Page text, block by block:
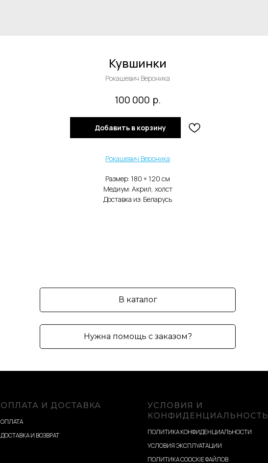
Кувшинки
Рокашевич Вероника
100 000 р.
Добавить в корзину
Рокашевич Вероника
Размер: 180 × 120 см
Медиум: Акрил, холст
Доставка из: Беларусь
В каталог
Нужна помощь с заказом?
ОПЛАТА И ДОСТАВКА
ОПЛАТА
ДОСТАВКА И ВОЗВРАТ
УСЛОВИЯ И
КОНФИДЕНЦИАЛЬНОСТЬ
ПОЛИТИКА КОНФИДЕНЦИАЛЬНОСТИ
УСЛОВИЯ ЭКСПЛУАТАЦИИ
ПОЛИТИКА COOCKIE ФАЙЛОВ